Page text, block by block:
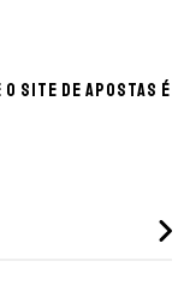
o site de apostas é